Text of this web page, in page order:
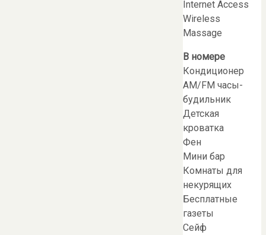
Internet Access
Wireless
Massage
В номере
Кондиционер
AM/FM часы-
будильник
Детская
кроватка
Фен
Мини бар
Комнаты для
некурящих
Бесплатные
газеты
Сейф